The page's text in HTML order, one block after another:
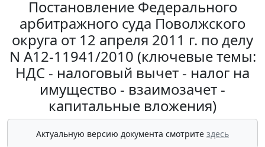
Постановление Федерального
арбитражного суда Поволжского
округа от 12 апреля 2011 г. по делу
N А12-11941/2010 (ключевые темы:
НДС - налоговый вычет - налог на
имущество - взаимозачет -
капитальные вложения)
Актуальную версию документа смотрите здесь